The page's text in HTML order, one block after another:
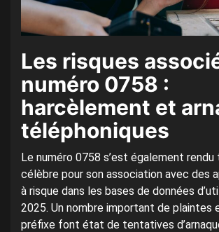
Les risques
numéro 0758 :
harcèlement et
téléphoniques
Le numéro 0758 s’est également
célèbre pour son association avec des
à risque dans les bases de données
2025. Un nombre important de plaintes
préfixe font état de tentatives